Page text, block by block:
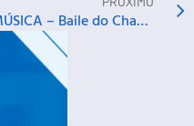
MÚSICA – Baile do Chamego